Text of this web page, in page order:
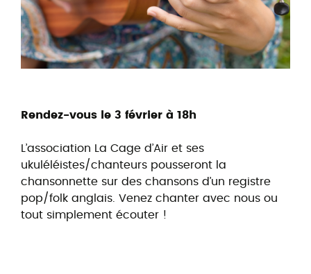
Rendez-vous le 3 février à 18h
L’association La Cage d’Air et ses
ukuléléistes/chanteurs pousseront la
chansonnette sur des chansons d’un registre
pop/folk anglais. Venez chanter avec nous ou
tout simplement écouter !